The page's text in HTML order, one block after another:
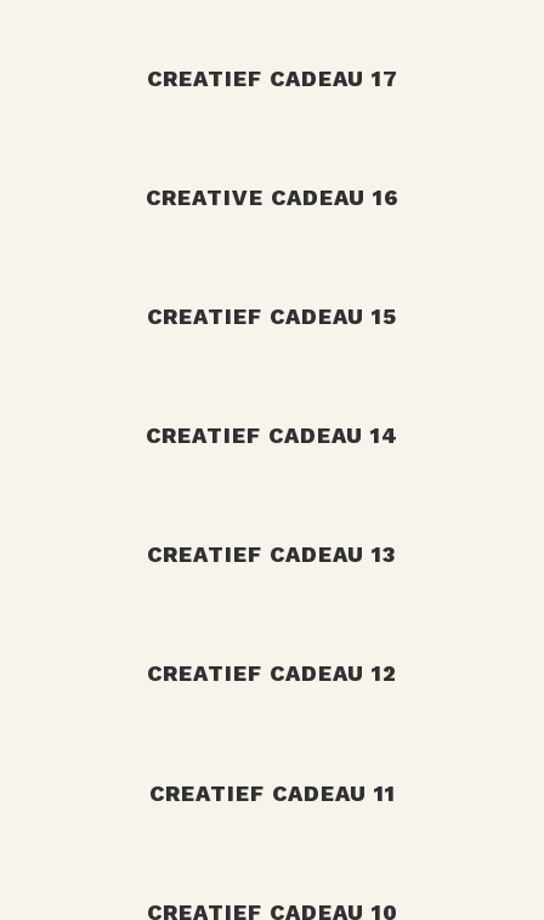
+
CREATIEF CADEAU 17
+
CREATIVE CADEAU 16
+
CREATIEF CADEAU 15
+
CREATIEF CADEAU 14
+
CREATIEF CADEAU 13
+
CREATIEF CADEAU 12
+
CREATIEF CADEAU 11
CREATIEF CADEAU 10